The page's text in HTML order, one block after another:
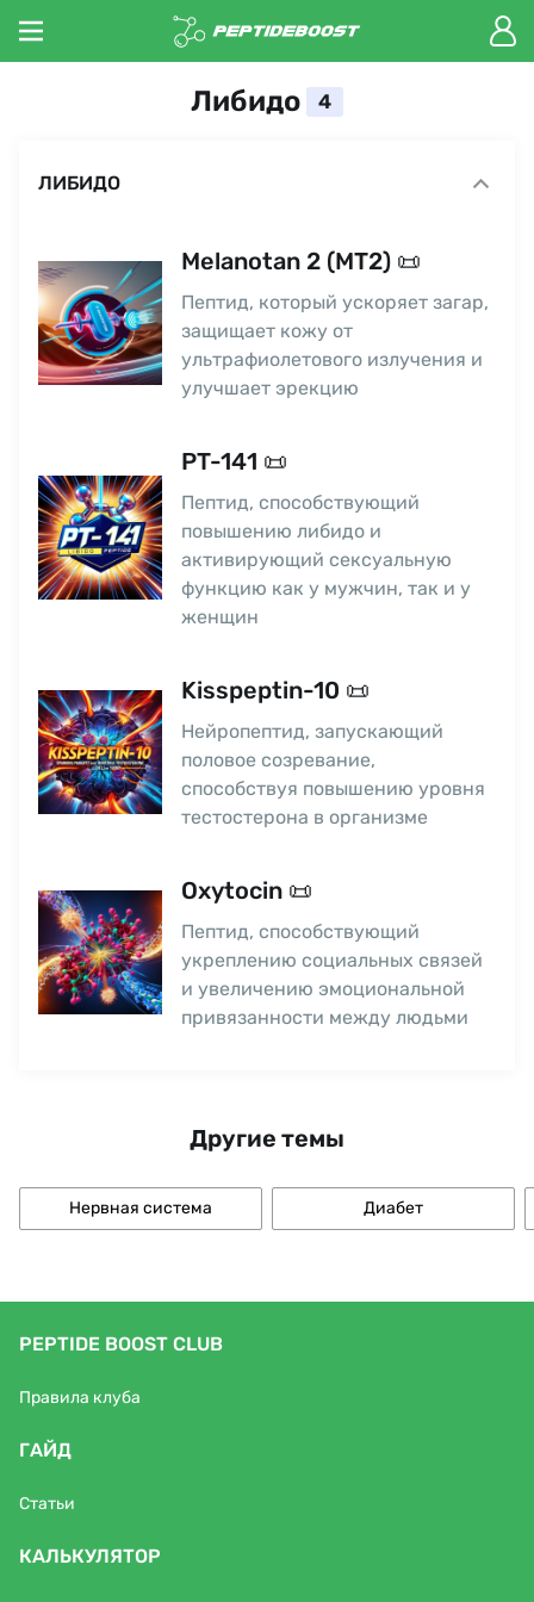
Либидо 4
ЛИБИДО
Melanotan 2 (MT2) 📜
Пептид, который ускоряет загар,
защищает кожу от
ультрафиолетового излучения и
улучшает эрекцию
PT-141 📜
Пептид, способствующий
повышению либидо и
активирующий сексуальную
функцию как у мужчин, так и у
женщин
Kisspeptin-10 📜
Нейропептид, запускающий
половое созревание,
способствуя повышению уровня
тестостерона в организме
Oxytocin 📜
Пептид, способствующий
укреплению социальных связей
и увеличению эмоциональной
привязанности между людьми
Другие темы
Нервная система Диабет
PEPTIDE BOOST CLUB
Правила клуба
ГАЙД
Статьи
КАЛЬКУЛЯТОР